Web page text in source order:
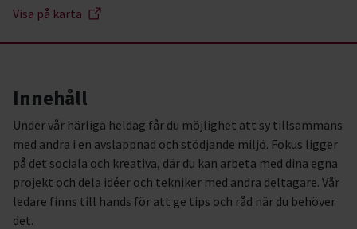
Visa på karta
Innehåll
Under vår härliga heldag får du möjlighet att sy tillsammans
med andra i en avslappnad och stödjande miljö. Fokus ligger
på det sociala och kreativa, där du kan arbeta med dina egna
projekt och dela idéer och tekniker med andra deltagare. Vår
ledare finns till hands för att ge tips och råd när du behöver
det.